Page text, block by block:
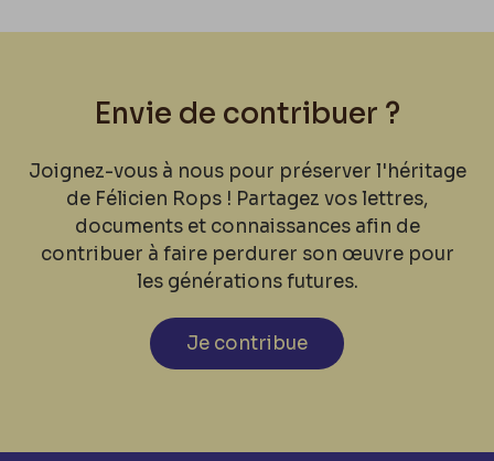
Envie de contribuer ?
Joignez-vous à nous pour préserver l'héritage
de Félicien Rops ! Partagez vos lettres,
documents et connaissances afin de
contribuer à faire perdurer son œuvre pour
les générations futures.
Je contribue